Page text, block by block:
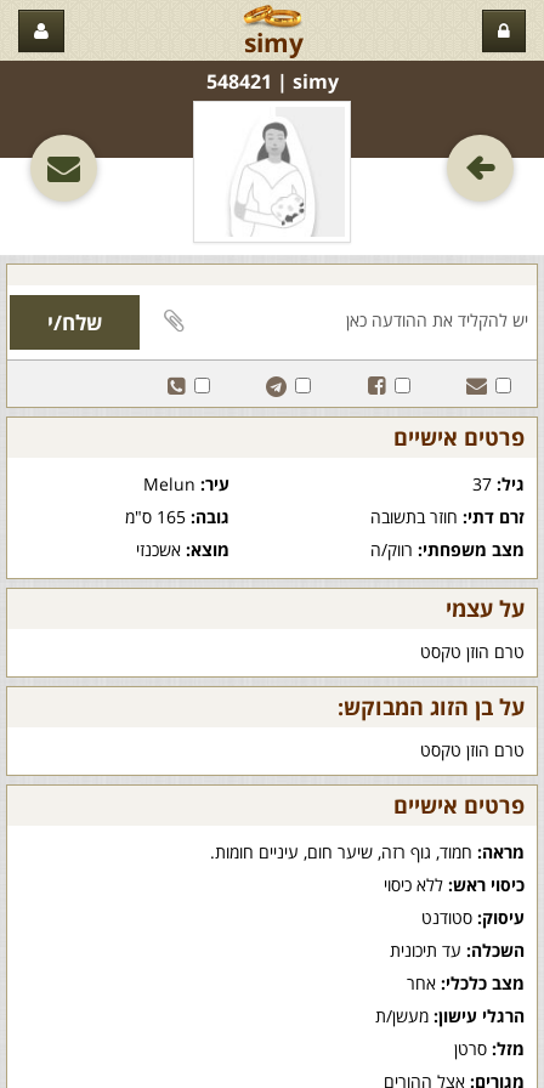
simy
simy‏ | 548421
פרטים אישיים
גיל: עיר:Melun
זרם דתי: חוזר בתשובה גובה:165 ס"מ
מצב משפחתי: רווק/ה מוצא:אשכנזי
על עצמי
טרם הוזן טקסט
על בן הזוג המבוקש:
טרם הוזן טקסט
פרטים אישיים
מראה: חמוד, גוף רזה, שיער חום, עיניים חומות.
כיסוי ראש: ללא כיסוי
עיסוק: סטודנט
השכלה: עד תיכונית
מצב כלכלי: אחר
הרגלי עישון: מעשן/ת
מזל: סרטן
מגורים: אצל ההורים